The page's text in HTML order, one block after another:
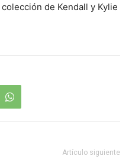
de Kendall y Kylie
Artículo siguiente